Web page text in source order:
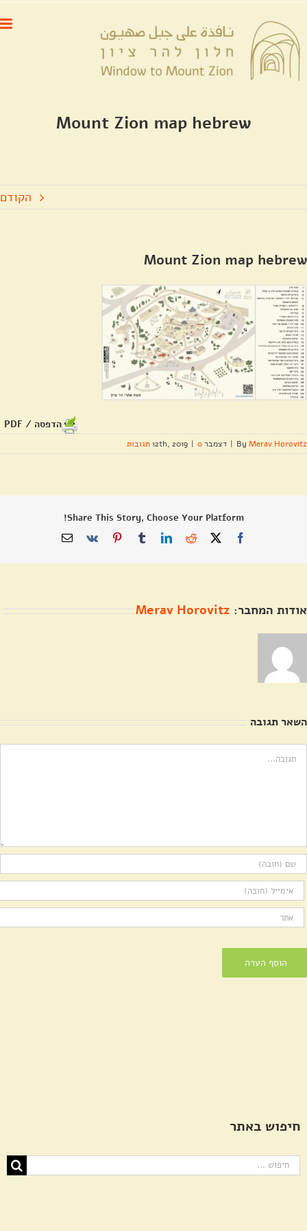
דלג
לתוכן
Mount Zion map hebrew
הקודם
Mount Zion map hebrew
הדפסה / PDF
By Merav Horovitz
| דצמבר 12th, 2019 | 0 תגובות
Share This Story, Choose Your Platform!
Facebook
X
Reddit
LinkedIn
Tumblr
Pinterest
Vk
כתובת
אודות המחבר: Merav Horovitz
השאר תגובה
חיפוש באתר
חיפוש...